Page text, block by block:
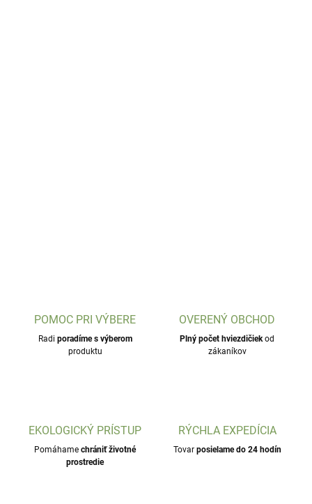
POMOC PRI VÝBERE
Radi poradíme s výberom
produktu
OVERENÝ OBCHOD
Plný počet hviezdičiekod
zákaníkov
EKOLOGICKÝ PRÍSTUP
Pomáhame chrániť životné
prostredie
RÝCHLA EXPEDÍCIA
Tovar posielame do 24 hodín